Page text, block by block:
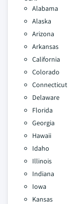
Alabama
Alaska
Arizona
Arkansas
California
Colorado
Connecticut
Delaware
Florida
Georgia
Hawaii
Idaho
Illinois
Indiana
Iowa
Kansas